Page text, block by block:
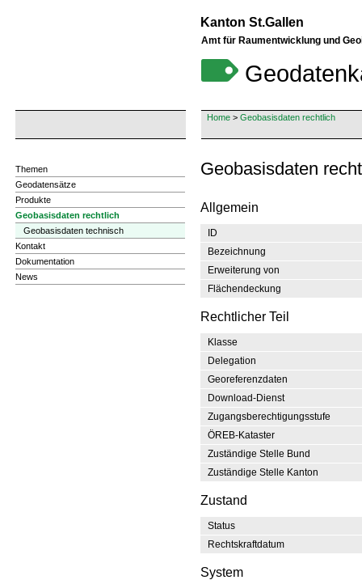
Kanton St.Gallen
Amt für Raumentwicklung und
Home > Geobasisdaten rechtlich
Themen
Geodatensätze
Produkte
Geobasisdaten rechtlich
Geobasisdaten technisch
Kontakt
Dokumentation
News
Geobasisdaten
Allgemein
ID
Bezeichnung
Erweiterung von
Flächendeckung
Rechtlicher Teil
Klasse
Delegation
Georeferenzdaten
Download-Dienst
Zugangsberechtigungsstufe
ÖREB-Kataster
Zuständige Stelle Bund
Zuständige Stelle Kanton
Zustand
Status
Rechtskraftdatum
System